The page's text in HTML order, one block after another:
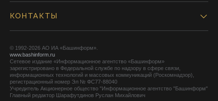
КОНТАКТЫ
© 1992-2026 АО ИА «Башинформ».
www.bashinform.ru
Сетевое издание «Информационное агентство «Башинформ»
зарегистрировано в Федеральной службе по надзору в сфере связи,
информационных технологий и массовых коммуникаций (Роскомнадзор),
регистрационный номер Эл № ФС77-88040
Учредитель Акционерное общество "Информационное агентство "Башинформ"
Главный редактор Шарафутдинов Руслан Михайлович